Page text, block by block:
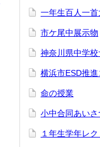
一年生百人一首
市ケ尾中展示物
神奈川県中学
横浜市ESD推
命の授業
小中合同あいさ
１年生学年レク